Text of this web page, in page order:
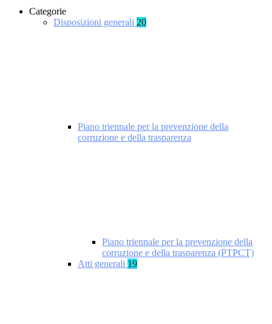
Categorie
Disposizioni generali 20
Piano triennale per la prevenzione della
corruzione e della trasparenza
Piano triennale per la prevenzione della
corruzione e della trasparenza (PTPCT)
Atti generali 19